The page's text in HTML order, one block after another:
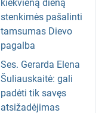
kiekvieną dieną
stenkimės pašalinti
tamsumas Dievo
pagalba
Ses. Gerarda Elena
Šuliauskaitė: gali
padėti tik savęs
atsižadėjimas